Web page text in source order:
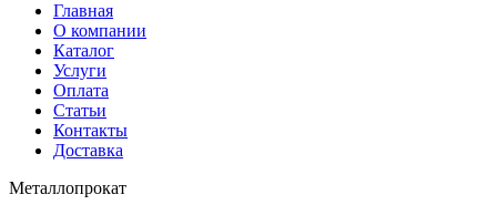
Главная
О компании
Каталог
Услуги
Оплата
Статьи
Контакты
Доставка
Металлопрокат